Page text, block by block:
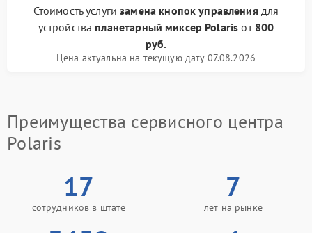
Стоимость услугизамена кнопок управлениядля
устройства планетарный миксер Polaris от 800
руб.
Цена актуальна на текущую дату 07.08.2026
Преимущества сервисного центра
Polaris
17
сотрудников в штате
7
лет на рынке